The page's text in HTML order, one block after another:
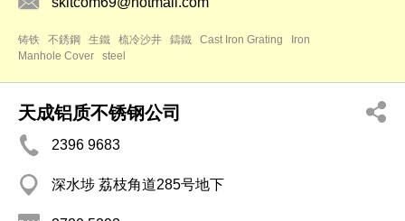
铸铁 不銹鋼 生鐵 梳冷沙井 鑄鐵 Cast Iron Grating
Iron
Manhole Cover
steel
天成铝质不锈钢公司
2396 9683
深水埗 荔枝角道285号地下